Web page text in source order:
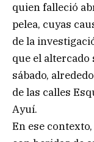
quien falleció
pelea, cuyas
de la
que el
sábado,
de las calles
Ayuí.
En ese